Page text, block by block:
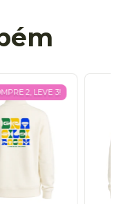
2, LEVE 3!